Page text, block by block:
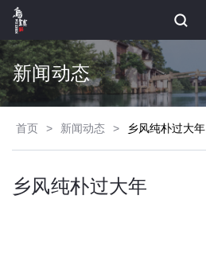
新闻动态
首页 > 新闻动态 > 乡风纯朴过大年
乡风纯朴过大年